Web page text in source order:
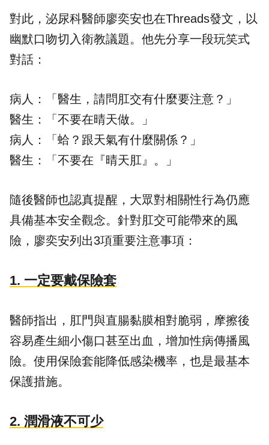
對此，泌尿科醫師廖奕安也在Threads發文，以
幽默口吻切入衛教議題。他先分享一段玩笑式
對話：
病人：「 醫生 ，請問肛交有什麼要注意？」
醫生：「不要在晴天做。」
病人：「蛤？跟天氣有什麼關係？」
醫生：「不要在『晴天肛』。」
隨後醫師也認真提醒，大眾對相關性行為仍應
具備基本安全觀念。針對肛交可能帶來的風
險，廖奕安列出3項重要注意事項：
1. 一定要戴保險套
醫師指出，肛門與直腸黏膜相對脆弱，摩擦後
容易產生細小傷口甚至出血，增加性病傳播風
險。使用保險套能降低感染機率，也是最基本
保護措施。
2. 潤滑液不可少